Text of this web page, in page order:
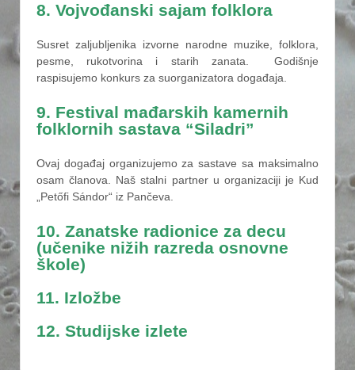
8. Vojvođanski sajam folklora
Susret zaljubljenika izvorne narodne muzike, folklora,
pesme, rukotvorina i starih zanata. Godišnje
raspisujemo konkurs za suorganizatora događaja.
9. Festival mađarskih kamernih
folklornih sastava “Siladri”
Ovaj događaj organizujemo za sastave sa maksimalno
osam članova. Naš stalni partner u organizaciji je Kud
„Petőfi Sándor“ iz Pančeva.
10. Zanatske radionice za decu
(učenike nižih razreda osnovne
škole)
11. Izložbe
12. Studijske izlete